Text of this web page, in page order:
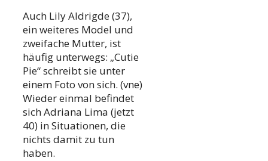
Auch Lily Aldrigde (37),
ein weiteres Model und
zweifache Mutter, ist
häufig unterwegs: „Cutie
Pie“ schreibt sie unter
einem Foto von sich. (vne)
Wieder einmal befindet
sich Adriana Lima (jetzt
40) in Situationen, die
nichts damit zu tun
haben.